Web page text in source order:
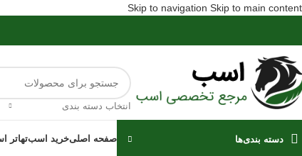
Skip to navigation Skip to main content
انتخاب دسته بندی
دسته بندی‌ها صفحه اصلیخرید اسبتهاتر